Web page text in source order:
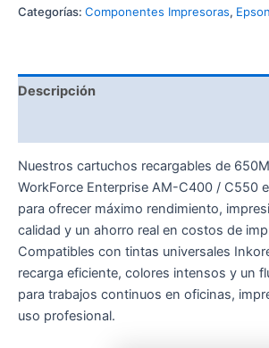
Categorías: Componentes Impresoras, Epson
Descripción
Nuestros cartuchos recargables de
WorkForce Enterprise AM-C400 / C550
para ofrecer máximo rendimiento,
calidad y un ahorro real en costos de
Compatibles con tintas universales
recarga eficiente, colores intensos y un
para trabajos continuos en oficinas,
uso profesional.